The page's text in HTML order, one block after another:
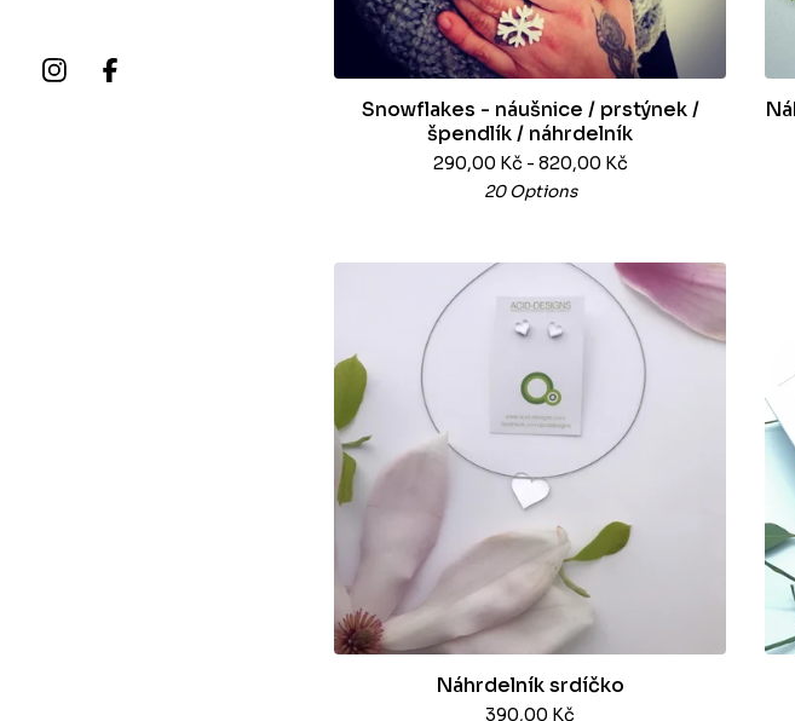
Snowflakes - náušnice / prstýnek /
špendlík / náhrdelník
290,00 Kč - 820,00 Kč
20 Options
Náhrdelník srdíčko
390,00 Kč